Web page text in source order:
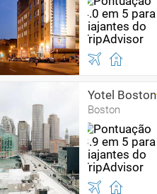
Yotel Boston
Boston